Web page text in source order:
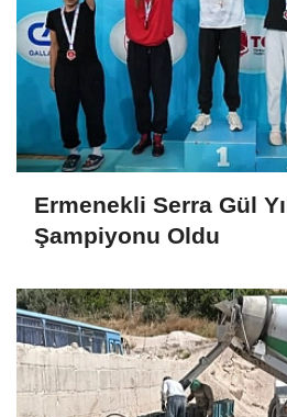
Ermenekli Serra Gül
Şampiyonu Oldu